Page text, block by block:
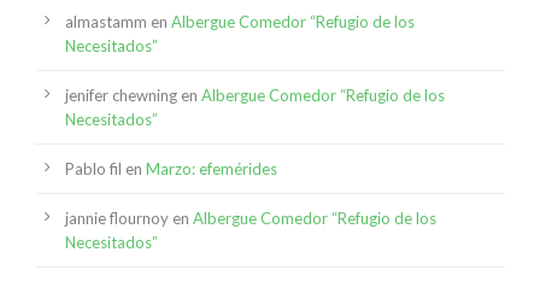
almastamm en Albergue Comedor “Refugio de los
Necesitados”
jenifer chewning en Albergue Comedor “Refugio de los
Necesitados”
Pablo fil en Marzo: efemérides
jannie flournoy en Albergue Comedor “Refugio de los
Necesitados”